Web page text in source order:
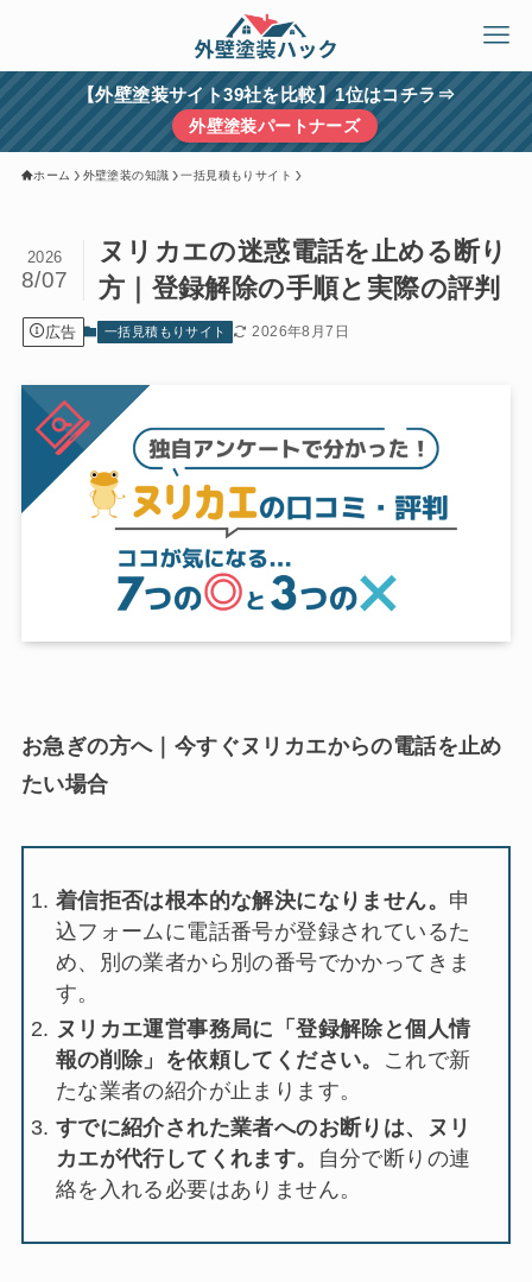
【外壁塗装サイト39社を比較】1位はコチラ⇒
外壁塗装パートナーズ
ホーム 外壁塗装の知識 一括見積もりサイト
ヌリカエの迷惑電話を止める断り
方｜登録解除の手順と実際の評判
2026
8/07
広告 一括見積もりサイト 2026年8月7日
お急ぎの方へ｜今すぐヌリカエからの電話を止め
たい場合
着信拒否は根本的な解決になりません。 申
込フォームに電話番号が登録されているた
め、別の業者から別の番号でかかってきま
す。
ヌリカエ運営事務局に「登録解除と個人情
報の削除」を依頼してください。
これで新
たな業者の紹介が止まります。
すでに紹介された業者へのお断りは、ヌリ
カエが代行してくれます。
自分で断りの連
絡を入れる必要はありません。